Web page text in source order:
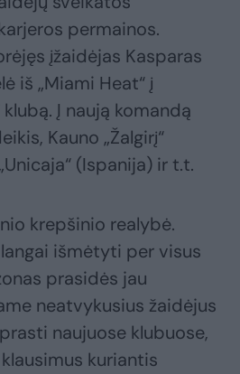
permainos.
įžaidėjas Kasparas
iš „Miami Heat“ į
klubą. Į naują komandą
Kauno „Žalgirį“
(Ispanija) ir t.t.
krepšinio realybė.
išmėtyti per visus
prasidės jau
neatvykusius žaidėjus
naujuose klubuose,
kuriantis